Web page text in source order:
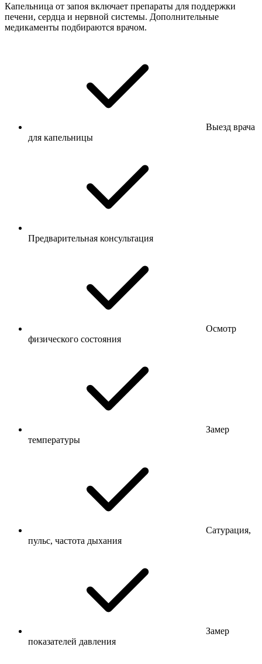
Капельница от запоя включает препараты для поддержки
печени, сердца и нервной системы. Дополнительные
медикаменты подбираются врачом.
Выезд врача
для капельницы
Предварительная консультация
Осмотр
физического состояния
Замер
температуры
Сатурация,
пульс, частота дыхания
Замер
показателей давления